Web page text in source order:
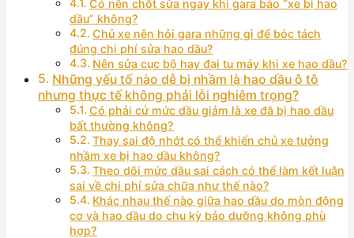
Có nên chốt sửa ngay khi gara báo “xe bị hao
dầu” không?
Chủ xe nên hỏi gara những gì để bóc tách
đúng chi phí sửa hao dầu?
Nên sửa cục bộ hay đại tu máy khi xe hao dầu?
Những yếu tố nào dễ bị nhầm là hao dầu ô tô
nhưng thực tế không phải lỗi nghiêm trọng?
Có phải cứ mức dầu giảm là xe đã bị hao dầu
bất thường không?
Thay sai độ nhớt có thể khiến chủ xe tưởng
nhầm xe bị hao dầu không?
Theo dõi mức dầu sai cách có thể làm kết luận
sai về chi phí sửa chữa như thế nào?
Khác nhau thế nào giữa hao dầu do mòn động
cơ và hao dầu do chu kỳ bảo dưỡng không phù
hợp?